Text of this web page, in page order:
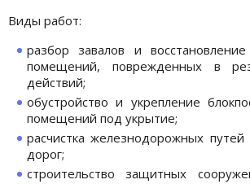
Виды работ:
разбор завалов и
помещений, поврежденных в
действий;
обустройство и укрепление
помещений под укрытие;
расчистка железнодорожных
дорог;
строительство защитных